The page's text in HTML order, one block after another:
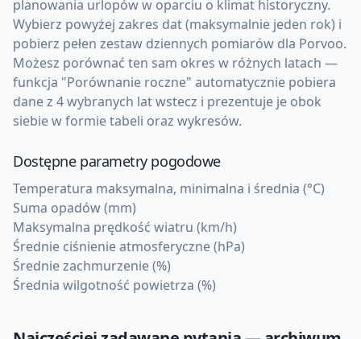
planowania urlopów w oparciu o klimat historyczny.
Wybierz powyżej zakres dat (maksymalnie jeden rok) i
pobierz pełen zestaw dziennych pomiarów dla Porvoo.
Możesz porównać ten sam okres w różnych latach —
funkcja "Porównanie roczne" automatycznie pobiera
dane z 4 wybranych lat wstecz i prezentuje je obok
siebie w formie tabeli oraz wykresów.
Dostępne parametry pogodowe
Temperatura maksymalna, minimalna i średnia (°C)
Suma opadów (mm)
Maksymalna prędkość wiatru (km/h)
Średnie ciśnienie atmosferyczne (hPa)
Średnie zachmurzenie (%)
Średnia wilgotność powietrza (%)